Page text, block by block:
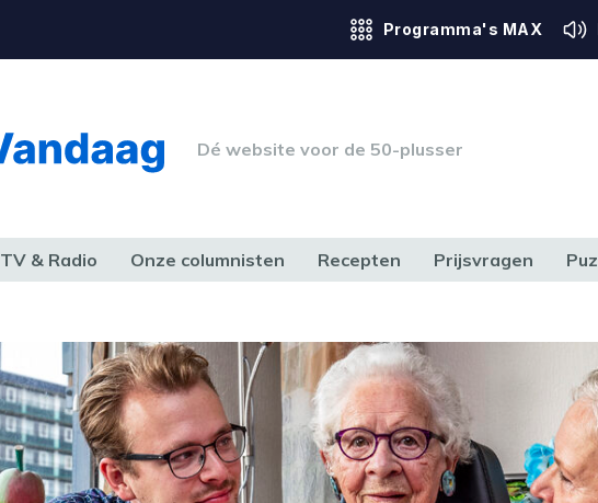
Programma's MAX
Dé website voor de 50-plusser
TV & Radio Onze columnisten Recepten Prijsvragen